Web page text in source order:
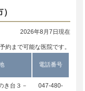
2026年8月7日現在
約まで可能な医院です。
電話番号
き台３－
047-480-